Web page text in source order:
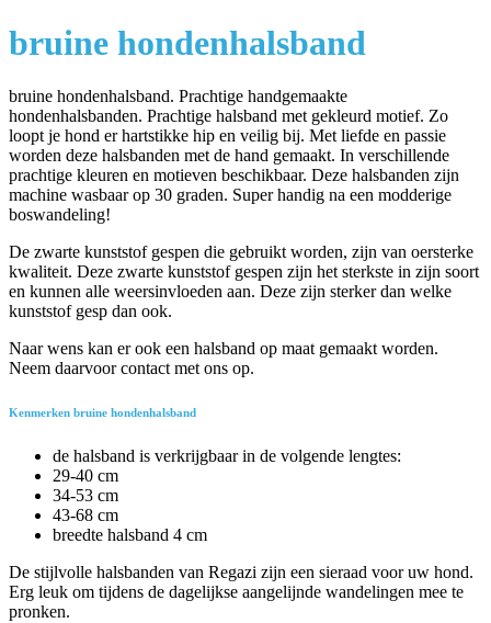
bruine hondenhalsband
bruine hondenhalsband. Prachtige handgemaakte
hondenhalsbanden. Prachtige halsband met gekleurd motief. Zo
loopt je hond er hartstikke hip en veilig bij. Met liefde en passie
worden deze halsbanden met de hand gemaakt. In verschillende
prachtige kleuren en motieven beschikbaar. Deze halsbanden zijn
machine wasbaar op 30 graden. Super handig na een modderige
boswandeling!
De zwarte kunststof gespen die gebruikt worden, zijn van oersterke
kwaliteit. Deze zwarte kunststof gespen zijn het sterkste in zijn soort
en kunnen alle weersinvloeden aan. Deze zijn sterker dan welke
kunststof gesp dan ook.
Naar wens kan er ook een halsband op maat gemaakt worden.
Neem daarvoor contact met ons op.
Kenmerken bruine hondenhalsband
de halsband is verkrijgbaar in de volgende lengtes:
29-40 cm
34-53 cm
43-68 cm
breedte halsband 4 cm
De stijlvolle halsbanden van Regazi zijn een sieraad voor uw hond.
Erg leuk om tijdens de dagelijkse aangelijnde wandelingen mee te
pronken.